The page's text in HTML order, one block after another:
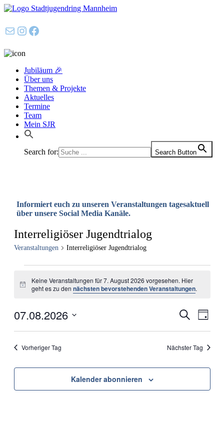
E-MailInstagram
Facebook
Jubiläum 🎉
Über uns
Themen & Projekte
Aktuelles
Termine
Team
Mein SJR
Search for: Search Button
Informiert euch zu unseren Veranstaltungen tagesaktuell
über unsere Social Media Kanäle.
Interreligiöser Jugendtrialog
Veranstaltungen Interreligiöser Jugendtrialog
für
August
Hinweis
Keine Veranstaltungen für 7. August 2026 vorgesehen. Hier
geht es zu dennächsten bevorstehenden Veranstaltungen.
Suche
Tag
07.08.2026
Vorheriger Tag
Nächster Tag
Kalender abonnieren